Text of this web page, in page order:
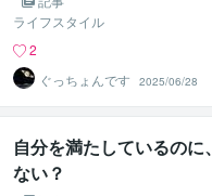
ライフスタイル
2
ぐっちょんです
2025/06/28
自分を満たしているの
ない？